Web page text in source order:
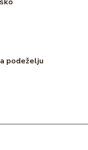
podeželju